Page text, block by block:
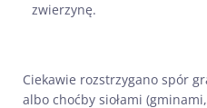
zwierzynę.
Ciekawie rozstrzygano spór
albo choćby siołami